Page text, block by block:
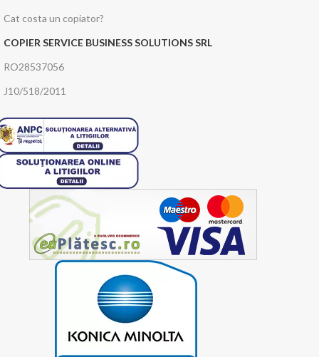
Cat costa un copiator?
COPIER SERVICE BUSINESS SOLUTIONS SRL
RO28537056
J10/518/2011